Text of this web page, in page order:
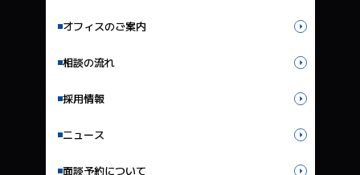
オフィスのご案内
相談の流れ
採用情報
ニュース
面談予約について